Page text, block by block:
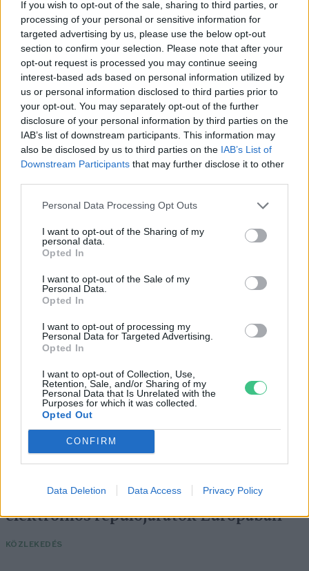
If you wish to opt-out of the sale, sharing to third parties, or
processing of your personal or sensitive information for
targeted advertising by us, please use the below opt-out
section to confirm your selection. Please note that after your
opt-out request is processed you may continue seeing
interest-based ads based on personal information utilized by
us or personal information disclosed to third parties prior to
your opt-out. You may separately opt-out of the further
disclosure of your personal information by third parties on the
IAB’s list of downstream participants. This information may
also be disclosed by us to third parties on the IAB’s List of
Downstream Participants that may further disclose it to other
Personal Data Processing Opt Outs
I want to opt-out of the Sharing of my
personal data.
Opted In
I want to opt-out of the Sale of my
Personal Data.
Opted In
I want to opt-out of processing my
Personal Data for Targeted Advertising.
Opted In
I want to opt-out of Collection, Use,
Retention, Sale, and/or Sharing of my
Personal Data that Is Unrelated with the
Purposes for which it was collected.
Opted Out
CONFIRM
Data Deletion Data Access Privacy Policy
Ezt a növényt már az őskorban is ismerték, a népi gyógyászatban
pedig ma is számos betegség ellen használják.
Születésnapi programokkal várja a
hétvégén a közönséget a 160 éves
Fővárosi Állatkert
ÉLŐ BOLYGÓNK
Szedd magad őszibarack: itt vannak
SZEMLE
Négy éven belül valósággá válhatnak az
elektromos repülőjáratok Európában
KÖZLEKEDÉS